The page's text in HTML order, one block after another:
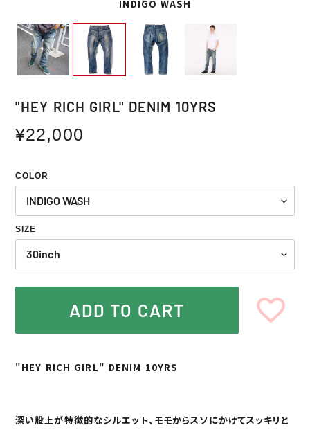
INDIGO WASH
"HEY RICH GIRL" DENIM 10YRS
通
格
¥22,000
COLOR
SIZE
ADD TO CART
"HEY RICH GIRL" DENIM 10YRS
深い股上が特徴的なシルエット、モモからスソにかけてスッキリと